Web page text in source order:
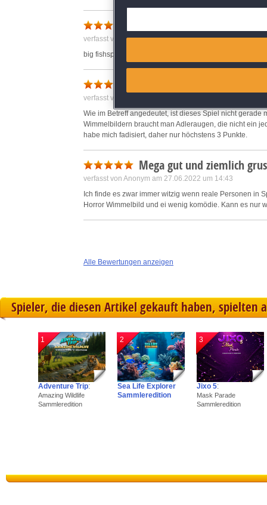
verfasst von Anonym am 18.03.2019 um 12:53
big fishspiele kann ich empfehlen sie sind klasse
verfasst von Anonym am 24.03.2019 um 00:48
Wie im Betreff angedeutet, ist dieses Spiel nicht gerade
Wimmelbildern braucht man Adleraugen, die nicht ein
habe mich fadisiert, daher nur höchstens 3 Punkte.
Mega gut und ziemlich
verfasst von Anonym am 27.06.2022 um 14:43
Ich finde es zwar immer witzig wenn reale Personen in
Horror Wimmelbild und ei wenig komödie. Kann es nur
Alle Bewertungen anzeigen
Spieler, die diesen Artikel gekauft haben, spielten
1
Adventure Trip:
Amazing Wildlife
Sammleredition
2
Sea Life Explorer
Sammleredition
3
Jixo 5:
Mask Parade
Sammleredition
Save and communicate